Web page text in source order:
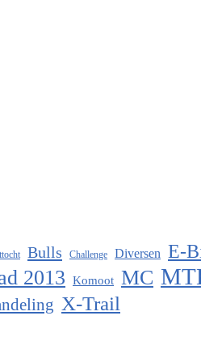
Bulls Challenge Diversen E-
2013 Komoot MC
X-Trail